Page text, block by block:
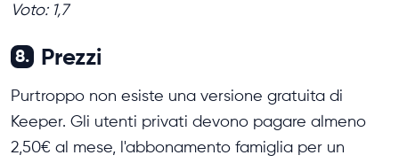
Voto: 1,7
8. Prezzi
Purtroppo non esiste una versione gratuita di
Keeper. Gli utenti privati devono pagare almeno
2,50€ al mese, l'abbonamento famiglia per un